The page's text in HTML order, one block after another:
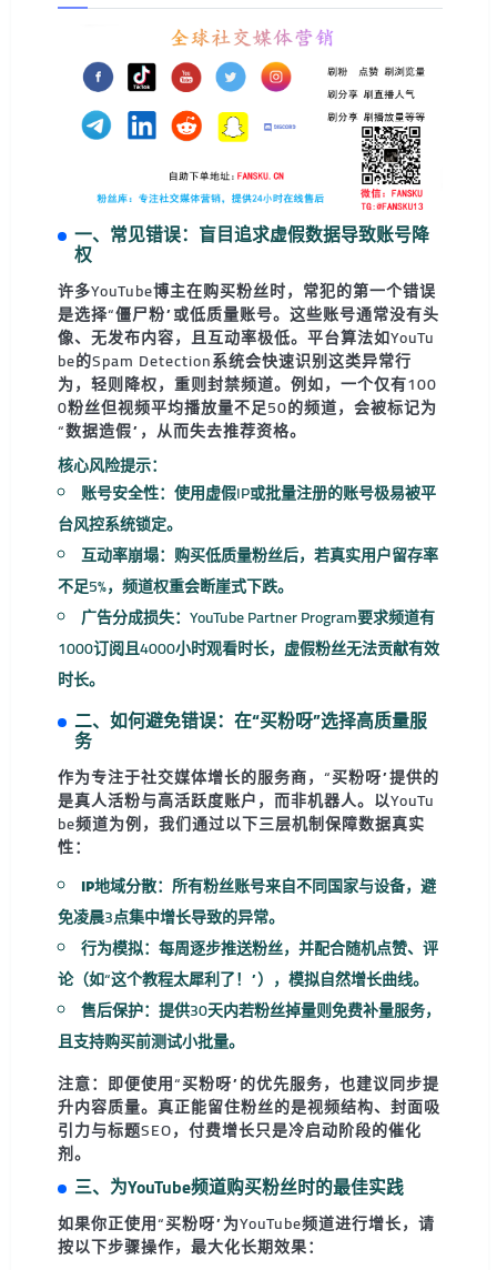
一、常见错误：盲目追求虚假数据导致账号降
权
许多YouTube博主在购买粉丝时，常犯的第一个错误
是选择“僵尸粉”或低质量账号。这些账号通常没有头
像、无发布内容，且互动率极低。平台算法如YouTu
be的Spam Detection系统会快速识别这类异常行
为，轻则降权，重则封禁频道。例如，一个仅有100
0粉丝但视频平均播放量不足50的频道，会被标记为
“数据造假”，从而失去推荐资格。
核心风险提示：
账号安全性： 使用虚假IP或批量注册的账号极易被平
台风控系统锁定。
互动率崩塌： 购买低质量粉丝后，若真实用户留存率
不足5%，频道权重会断崖式下跌。
广告分成损失： YouTube Partner Program要求频道有
1000订阅且4000小时观看时长，虚假粉丝无法贡献有效
时长。
二、如何避免错误：在“买粉呀”选择高质量服
务
作为专注于社交媒体增长的服务商，“买粉呀”提供的
是真人活粉与高活跃度账户，而非机器人。以YouTu
be频道为例，我们通过以下三层机制保障数据真实
性：
IP地域分散： 所有粉丝账号来自不同国家与设备，避
免凌晨3点集中增长导致的异常。
行为模拟： 每周逐步推送粉丝，并配合随机点赞、评
论（如“这个教程太犀利了！”），模拟自然增长曲线。
售后保护： 提供30天内若粉丝掉量则免费补量服务，
且支持购买前测试小批量。
注意： 即便使用“买粉呀”的优先服务，也建议同步提
升内容质量。真正能留住粉丝的是视频结构、封面吸
引力与标题SEO，付费增长只是冷启动阶段的催化
剂。
三、为YouTube频道购买粉丝时的最佳实践
如果你正使用“买粉呀”为YouTube频道进行增长，请
按以下步骤操作，最大化长期效果：